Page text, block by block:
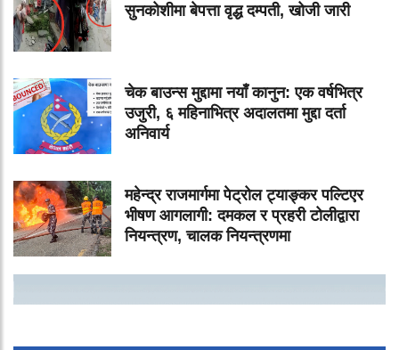
सुनकोशीमा बेपत्ता वृद्ध दम्पती, खोजी जारी
चेक बाउन्स मुद्दामा नयाँ कानुन: एक वर्षभित्र
उजुरी, ६ महिनाभित्र अदालतमा मुद्दा दर्ता
अनिवार्य
महेन्द्र राजमार्गमा पेट्रोल ट्याङ्कर पल्टिएर
भीषण आगलागी: दमकल र प्रहरी टोलीद्वारा
नियन्त्रण, चालक नियन्त्रणमा